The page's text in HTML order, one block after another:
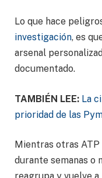
Lo que hace
investigación, es
arsenal
documentado.
TAMBIÉN LEE: La
prioridad de las
Mientras otras
durante semanas o